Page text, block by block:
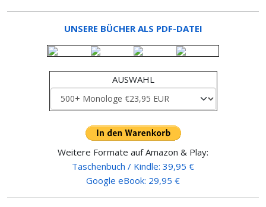
UNSERE BÜCHER ALS PDF-DATEI
AUSWAHL
Weitere Formate auf Amazon & Play:
Taschenbuch / Kindle: 39,95 €
Google eBook: 29,95 €